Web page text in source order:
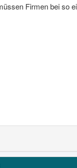
Firmen bei so